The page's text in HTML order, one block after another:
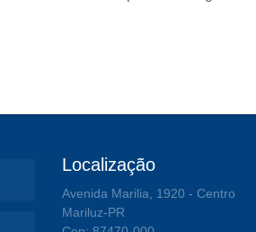
Localização
Avenida Marilia, 1920 - Centro
Mariluz-PR